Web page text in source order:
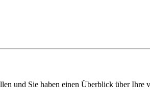
und Sie haben einen Überblick über Ihre